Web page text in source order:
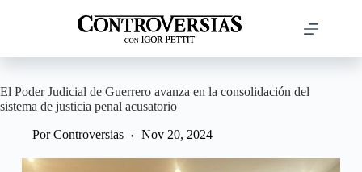
El Poder Judicial de Guerrero avanza en la consolidación del
sistema de justicia penal acusatorio
Por Controversias Nov 20, 2024